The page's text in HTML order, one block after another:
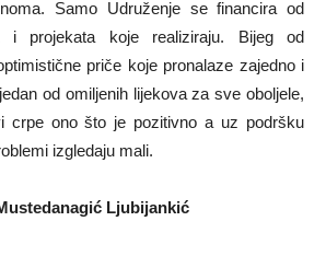
Samo Udruženje se financira od
i projekata koje realiziraju. Bijeg od
priče koje pronalaze zajedno i
od omiljenih lijekova za sve oboljele,
crpe ono što je pozitivno a uz podršku
izgledaju mali.
Ljubijankić